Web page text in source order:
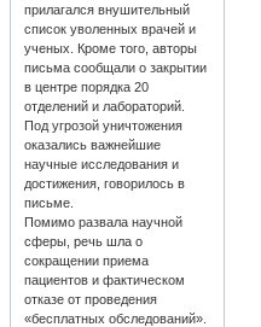
прилагался внушительный
список уволенных врачей и
ученых. Кроме того, авторы
письма сообщали о закрытии
в центре порядка 20
отделений и лабораторий.
Под угрозой уничтожения
оказались важнейшие
научные исследования и
достижения, говорилось в
письме.
Помимо развала научной
сферы, речь шла о
сокращении приема
пациентов и фактическом
отказе от проведения
«бесплатных обследований».